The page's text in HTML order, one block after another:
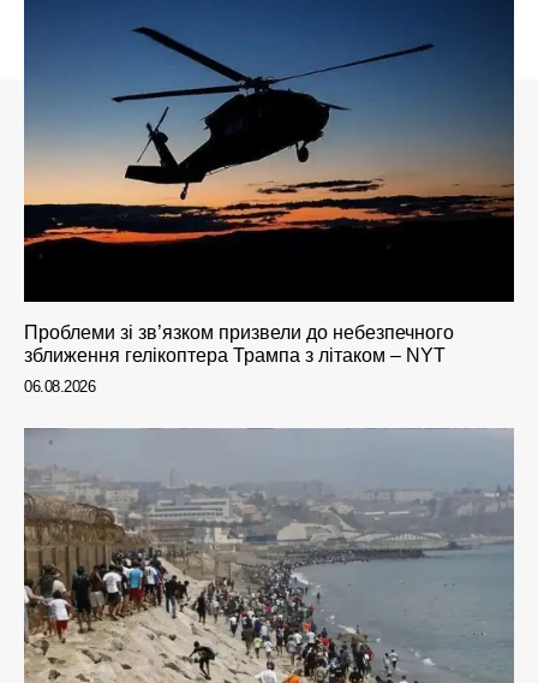
Проблеми зі зв’язком призвели до небезпечного
зближення гелікоптера Трампа з літаком – NYT
06.08.2026